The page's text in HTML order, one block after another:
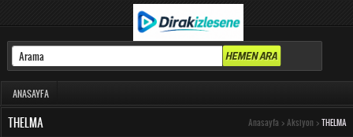
ANASAYFA
THELMA Anasayfa > Aksiyon > THELMA